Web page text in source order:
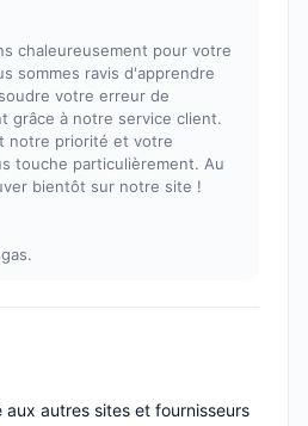
chaleureusement pour votre
sommes ravis d'apprendre
votre erreur de
grâce à notre service client.
notre priorité et votre
touche particulièrement. Au
bientôt sur notre site !
aux autres sites et fournisseurs